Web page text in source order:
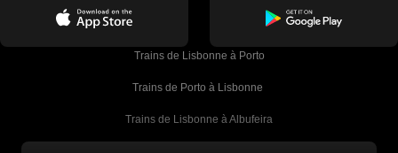
Trains de Lisbonne à Porto
Trains de Porto à Lisbonne
Trains de Lisbonne à Albufeira